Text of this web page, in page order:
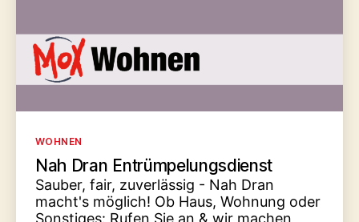
Kategorien
WOHNEN
Nah Dran Entrümpelungsdienst
Sauber, fair, zuverlässig - Nah Dran
macht's möglich! Ob Haus, Wohnung oder
Sonstiges: Rufen Sie an & wir machen